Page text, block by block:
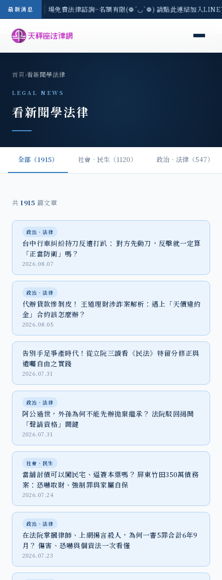
最新消息
區-8/3(一) 現場免費法律諮詢~名額有限(❁´◡`❁) 請點此連結加入
首頁›看新聞學法律
LEGAL NEWS
看新聞學法律
全部（1915） 社會‧民生（1120） 政治‧法律（547）
共 1915 篇文章
政治‧法律
台中行車糾紛持刀反遭打趴： 對方先動刀，反擊就一定算
「正當防衛」嗎？
2026.08.07
政治‧法律
代辦貸款慘剝皮！ 王道理財涉詐案解析：遇上「天價違約
金」合約該怎麼辦？
2026.08.05
告別手足爭產時代！從立院三讀看《民法》特留分修正與
遺囑自由之實踐
2026.07.31
政治‧法律
阿公過世，外孫為何不能先辦拋棄繼承？ 法院駁回揭開
「聲請資格」關鍵
2026.07.31
社會‧民生
當舖討債可以闖民宅、逼簽本票嗎？ 屏東竹田350萬債務
案：恐嚇取財、強制罪與家屬自保
2026.07.24
政治‧法律
在法院掌摑律師、上網揚言殺人，為何一審5罪合計6年9
月？ 傷害、恐嚇與個資法一次看懂
2026.07.23